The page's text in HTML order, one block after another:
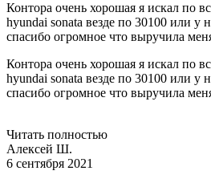
Контора очень хорошая я искал по
hyundai sonata везде по 30100 или у
спасибо огромное что выручила
Контора очень хорошая я искал по
hyundai sonata везде по 30100 или у
спасибо огромное что выручила
Читать полностью
Алексей Ш.
6 сентября 2021